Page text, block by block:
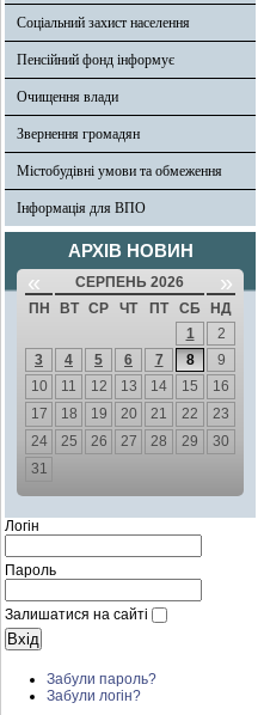
Соціальний захист населення
Пенсійний фонд інформує
Очищення влади
Звернення громадян
Містобудівні умови та обмеження
Інформація для ВПО
АРХІВ НОВИН
« СЕРПЕНЬ 2026 »
ПН ВТ СР ЧТ ПТ СБ
НД
1
2
3
4 5 6 7 8
9
10
11 12 13 14 15
16
17
18 19 20 21 22
23
24
25 26 27 28 29
30
31
Логін
Пароль
Залишатися на сайті
Забули пароль?
Забули логін?